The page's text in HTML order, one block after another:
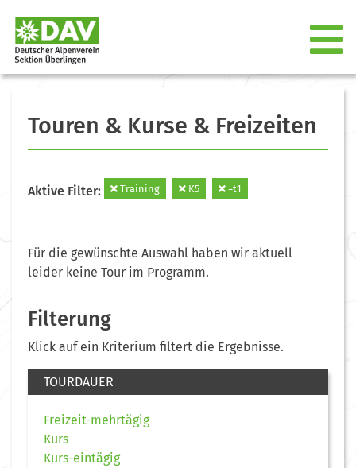
Touren & Kurse & Freizeiten
Aktive Filter: Training K5 =t1
Für die gewünschte Auswahl haben wir aktuell
leider keine Tour im Programm.
Filterung
Klick auf ein Kriterium filtert die Ergebnisse.
TOURDAUER
Freizeit-mehrtägig
Kurs
Kurs-eintägig